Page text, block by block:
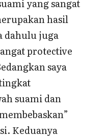
yang sangat
hasil
dahulu juga
protective
saya
suami dan
Keduanya